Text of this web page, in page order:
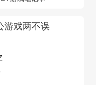
游戏两不误